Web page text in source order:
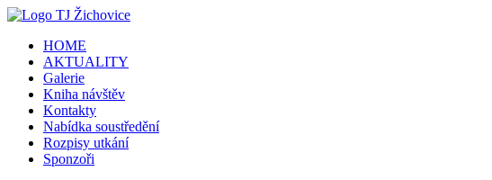
HOME
AKTUALITY
Galerie
Kniha návštěv
Kontakty
Nabídka soustředění
Rozpisy utkání
Sponzoři